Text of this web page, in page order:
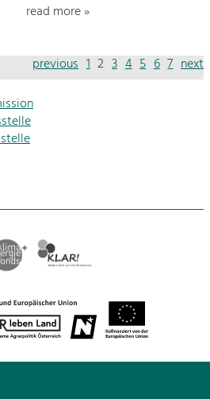
read more »
previous 1 2 3 4 5 6 7 next